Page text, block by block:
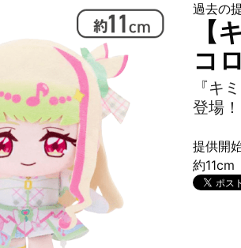
過去の
【
コ
『キ
登場！
提供開
約11cm